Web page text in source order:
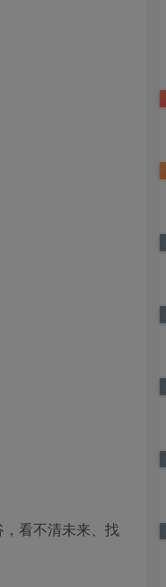
看不清未来、找